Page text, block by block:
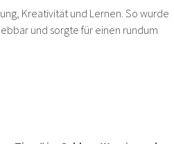
Kreativität und Lernen. So wurde
und sorgte für einen rundum